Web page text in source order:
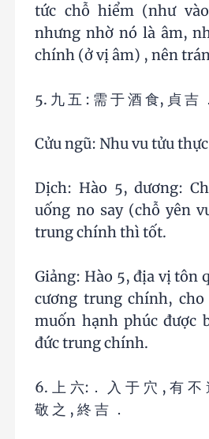
tức chỗ hiểm (như
nhưng nhờ nó là âm,
chính (ở vị âm) , nên
5. 九 五 : 需 于 酒 食, 貞 吉 ．
Cửu ngũ: Nhu vu tửu
Dịch: Hào 5, dương:
uống no say (chỗ yên
trung chính thì tốt.
Giảng: Hào 5, địa vị tôn
cương trung chính,
muốn hạnh phúc được
đức trung chính.
6. 上 六:． 入 于 穴 , 有 不
敬 之 , 終 吉 ．